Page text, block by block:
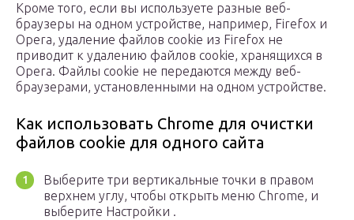
Кроме того, если вы используете разные веб-
браузеры на одном устройстве, например, Firefox и
Opera, удаление файлов cookie из Firefox не
приводит к удалению файлов cookie, хранящихся в
Opera. Файлы cookie не передаются между веб-
браузерами, установленными на одном устройстве.
Как использовать Chrome для очистки
файлов cookie для одного сайта
Выберите три вертикальные точки в правом
верхнем углу, чтобы открыть меню Chrome, и
выберите Настройки .